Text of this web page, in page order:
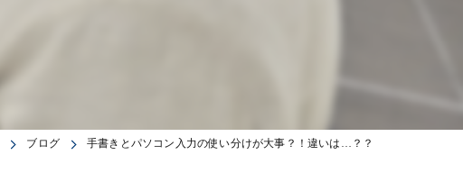
ブログ 手書きとパソコン入力の使い分けが大事？！違いは…？？